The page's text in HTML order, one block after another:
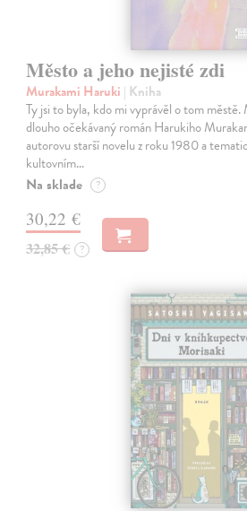
Město a jeho nejisté zdi
Murakami Haruki | Kniha
Ty jsi to byla, kdo mi vyprávěl o tom
dlouho očekávaný román Harukiho
autorovu starší novelu z roku 1980 a
kultovním…
Na sklade ?
30,22 €
32,85 € ?